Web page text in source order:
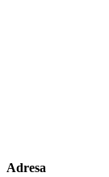
Adresa